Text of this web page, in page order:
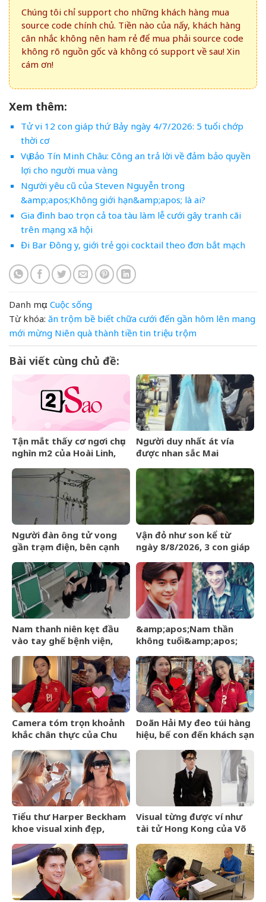
Chúng tôi chỉ support cho những khách hàng mua
source code chính chủ. Tiền nào của nấy, khách hàng
cân nhắc không nên ham rẻ để mua phải source code
không rõ nguồn gốc và không có support về sau! Xin
cám ơn!
Xem thêm:
Tử vi 12 con giáp thứ Bảy ngày 4/7/2026: 5 tuổi chớp
thời cơ
Vụ Bảo Tín Minh Châu: Công an trả lời về đảm bảo quyền
lợi cho người mua vàng
Người yêu cũ của Steven Nguyễn trong
&amp;apos;Không giới hạn&amp;apos; là ai?
Gia đình bao trọn cả toa tàu làm lễ cưới gây tranh cãi
trên mạng xã hội
Đi Bar Đông y, giới trẻ gọi cocktail theo đơn bắt mạch
Danh mục: Cuộc sống
Từ khóa: ăn trộm bề biết chữa cưới đến gần hôm lên mang
mới mừng Niên quà thành tiền tin triệu trộm
Bài viết cùng chủ đề:
Tận mắt thấy cơ ngơi chục
nghìn m2 của Hoài Linh,
câu bất ngờ
Người duy nhất át vía
được nhan sắc Mai
kim cương cũng không
sánh bằng
Người đàn ông tử vong
gần trạm điện, bên cạnh
Vận đỏ như son kể từ
ngày 8/8/2026, 3 con giáp
vào như nước, sự nghiệp
hanh thông
Nam thanh niên kẹt đầu
vào tay ghế bệnh viện,
rơi vào tình cảnh khó tin
&amp;apos;Nam thần
không tuổi&amp;apos;
nghiêm trọng giờ ra sao?
Camera tóm trọn khoảnh
khắc chân thực của Chu
Đình
Doãn Hải My đeo túi hàng
hiệu, bế con đến khách sạn
thường có còn xinh đẹp
như ảnh tự đăng?
Tiểu thư Harper Beckham
khoe visual xinh đẹp,
du thuyền triệu đô, đọ sắc
cùng mẹ
Visual từng được ví như
tài tử Hong Kong của Võ
tranh cãi vì một thay đổi